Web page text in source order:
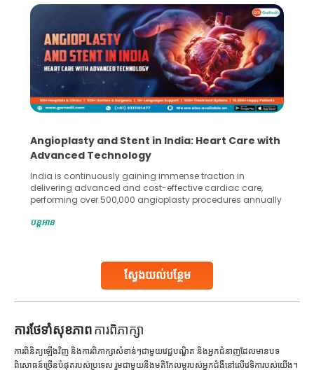
ស្វែងយល់បន្ថែម
Angioplasty and Stent in India: Heart Care with
Advanced Technology
India is continuously gaining immense traction in
delivering advanced and cost-effective cardiac care,
performing over 500,000 angioplasty procedures annually
globe are searching for treatments like angioplasty and
Studies, such as one published
បន្តអាន
ការ​ថែទាំ​សុខភាពការពិភាក្សា
ការពិនិត្យឡើងវិញ និងការពិភាក្សាសំខាន់ៗជាមួយវេជ្ជបណ្ឌិត និងអ្នកជំនាញដែលមានបទ
ពិសោធន៍ច្រើនបំផុតរបស់ប្រទេស រួមជាមួយនឹងមតិកែលម្អរបស់អ្នកជំងឺនៅលើវេទិការបស់យើង។